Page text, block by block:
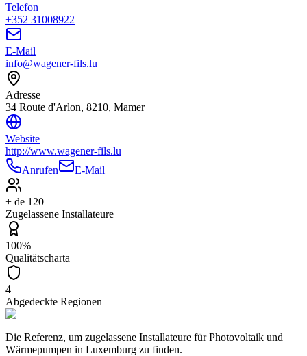
Telefon
+352 31008922
E-Mail
info@wagener-fils.lu
Adresse
34 Route d'Arlon, 8210, Mamer
Website
http://www.wagener-fils.lu
Anrufen
E-Mail
+ de 120
Zugelassene Installateure
100%
Qualitätscharta
4
Abgedeckte Regionen
Die Referenz, um zugelassene Installateure für Photovoltaik und
Wärmepumpen in Luxemburg zu finden.